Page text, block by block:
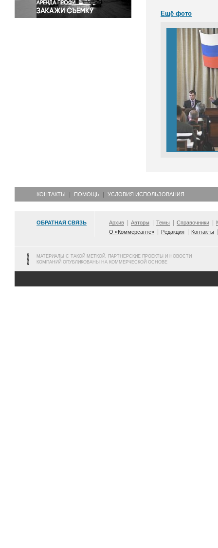
Ещё фото
КОНТАКТЫ ПОМОЩЬ УСЛОВИЯ ИСПОЛЬЗОВАНИЯ
ОБРАТНАЯ СВЯЗЬ Архив Авторы Темы Справочники
О «Коммерсанте»
Редакция Контакты
МАТЕРИАЛЫ С ТАКОЙ МЕТКОЙ, ПАРТНЕРСКИЕ ПРОЕКТЫ И НОВОСТИ
КОМПАНИЙ ОПУБЛИКОВАНЫ НА КОММЕРЧЕСКОЙ ОСНОВЕ